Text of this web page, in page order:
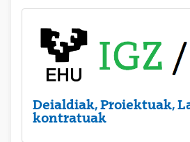
Deialdiak, Proiektuak,
kontratuak